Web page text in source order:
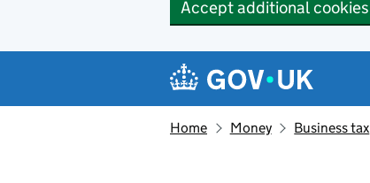
Accept additional cookies
Navigation menu
Home Money Business tax